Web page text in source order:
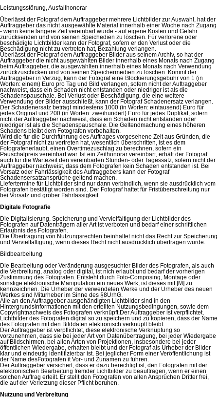
Leistungsstörung, Ausfallhonorar
Überlässt der Fotograf dem Auftraggeber mehrere Lichtbilder zur Auswahl, hat der
Auftraggeber das nicht ausgewählte Material innerhalb einer Woche nach Zugang
- wenn keine längere Zeit vereinbart wurde - auf eigene Kosten und Gefahr
zurücksenden und von seinen Speichedien zu löschen. Für verlorene oder
beschädigte Lichtbilder kann der Fotograf, sofern er den Verlust oder die
Beschädigung nicht zu vertreten hat, Bezahlung verlangen.
Überlässt der Fotograf dem Auftraggeber Bilder aus seinem Archiv, so hat der
Auftraggeber die nicht ausgewählten Bilder innerhalb eines Monats nach Zugang
beim Auftraggeber, die ausgewählten innerhalb eines Monats nach Verwendung
zurückzuschicken und von seinen Speichermedien zu löschen. Kommt der
Auftraggeber in Verzug, kann der Fotograf eine Blockierungsgebühr von 1 (in
Worten: einem) Euro pro Tag und Bild verlangen, sofern nicht der Auftraggeber
nachweist, dass ein Schaden nicht entstanden oder niedriger ist als die
Schadenspauschale. Bei Verlust oder Beschädigung, die eine weitere
Verwendung der Bilder ausschließt, kann der Fotograf Schadenersatz verlangen.
Der Schadenersatz beträgt mindestens 1000 (in Worten: eintausend) Euro für
jedes Original und 200 (in Worten: zweihundert) Euro für jedes Duplikat, sofern
nicht der Auftraggeber nachweist, dass ein Schaden nicht entstanden oder
niedriger ist als die Schadenspauschale. Die Geltendmachung eines höheren
Schadens bleibt dem Fotografen vorbehalten.
Wird die für die Durchführung des Auftrages vorgesehene Zeit aus Gründen, die
der Fotograf nicht zu vertreten hat, wesentlich überschritten, ist es dem
Fotografenerlaubt, einen Overtimezuschlag zu berechnen, sofern ein
Pauschalpreis vereinbart war. Ist ein Zeithonorar vereinbart, erhält der Fotograf
auch für die Wartezeit den vereinbarten Stunden- oder Tagessatz, sofern nicht der
Auftraggeber nachweist, dass dem Fotografen kein Schaden entstanden ist. Bei
Vorsatz oder Fahrlässigkeit des Auftraggebers kann der Fotograf
Schadensersatzansprüche geltend machen.
Liefertermine für Lichtbilder sind nur dann verbindlich, wenn sie ausdrücklich vom
Fotografen bestätigt worden sind. Der Fotograf haftet für Fristüberschreitung nur
bei Vorsatz und grober Fahrlässigkeit.
Digitale Fotografie
Die Digitalisierung, Speicherung und Vervielfältigung der Lichtbilder des
Fotografen auf Datenträgern aller Art ist verboten und bedarf einer schriftlichen
Erlaubnis des Fotografen.
Die Übertragung von Nutzungsrechten beinhaltet nicht das Recht zur Speicherung
und Vervielfältigung, wenn dieses Recht nicht ausdrücklich übertragen wurde.
Bildbearbeitung
Die Bearbeitung oder Veränderung ausgesuchter Bilder des Fotografen, als auch
die Verbreitung, analog oder digital, ist nich erlaubt und bedarf der vorherigen
Zustimmung des Fotografen. Entsteht durch Foto-Composing, Montage oder
sonstige elektronische Manipulation ein neues Werk, ist dieses mit [M] zu
kennzeichnen. Die Urheber der verwendeten Werke und der Urheber des neuen
Werkes sind Miturheber im Sinne des §8UrhG.
Alle an den Auftraggeber ausgehändigten Lichtbilder sind in den
Hintergrundsinformationen mit den erteilten Nutzungsbedingungen, sowie dem
Copyrightnachweis des Fotografen verknüpft.Der Auftraggeber ist verpflichtet,
Lichtbilder des Fotografen digital so zu speichern und zu kopieren, dass der Name
des Fotografen mit den Bilddaten elektronisch verknüpft bleibt.
Der Auftraggeber ist verpflichtet, diese elektronische Verknüpfung so
vorzunehmen, dass sie bei jeder Art von Datenübertragung, bei jeder Wiedergabe
auf Bildschirmen, bei allen Arten von Projektionen, insbesondere bei jeder
öffentlichen Wiedergabe, erhalten bleibt und der Fotograf als Urheber der Bilder
klar und eindeutig identifizierbar ist. Bei jeglicher Form einer Veröffentlichung ist
der Name desFotografen it Vor- und Zunamen zu führen.
Der Auftraggeber versichert, dass er dazu berechtigt ist, den Fotografen mit der
elektronischen Bearbeitung fremder Lichtbilder zu beauftragen, wenn er einen
solchen Auftrag erteilt. Er stellt den Fotografen von allen Ansprüchen Dritter frei,
die auf der Verletzung dieser Pflicht beruhen.
Nutzung und Verbreitung